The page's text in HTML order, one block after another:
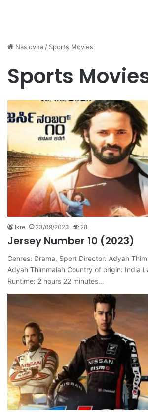
Naslovna / Sports Movies
Sports
Ikre 23/09/2023 28
Jersey Number 10 (2023)
Genres: Drama, Sport Director: Adyah
Adyah Thimmaiah Country of origin: India
Runtime: 2 hours 22 minutes…